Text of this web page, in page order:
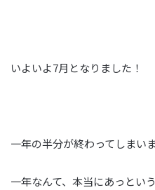
いよいよ7月となりました！
一年の半分が終わってしまい
一年なんて、本当にあっとい